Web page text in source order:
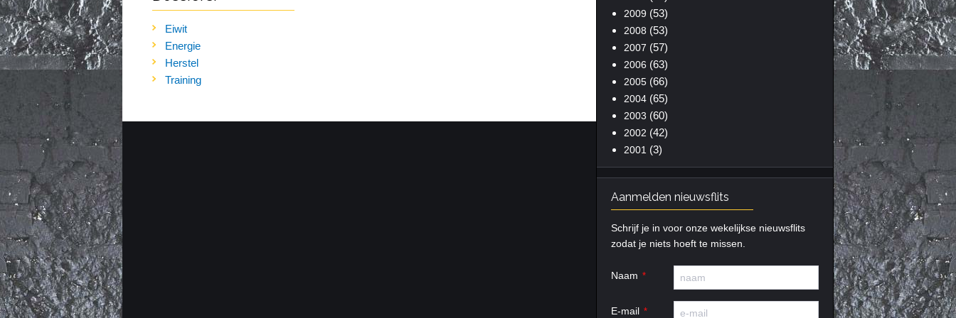
Eiwit
Energie
Herstel
Training
2009 (53)
2008 (53)
2007 (57)
2006 (63)
2005(66)
2004(65)
2003 (60)
2002 (42)
2001 (3)
Aanmelden nieuwsflits
Schrijf je in voor onze wekelijkse nieuwsflits
zodat je niets hoeft te missen.
Naam
E-mail